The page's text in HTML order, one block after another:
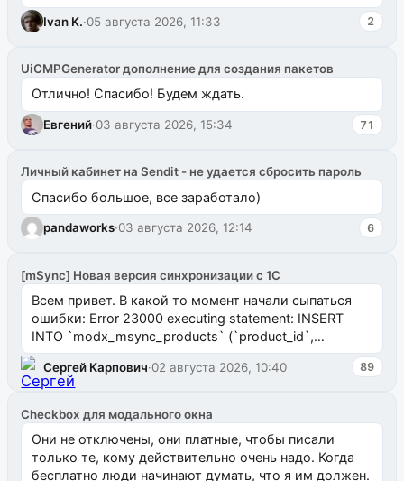
ms2galleryphp
Ivan K.·05 августа 2026, 11:33 2
UiCMPGenerator дополнение для создания пакетов
Отлично! Спасибо! Будем ждать.
Евгений·03 августа 2026, 15:34 71
Личный кабинет на Sendit - не удается сбросить пароль
Спасибо большое, все заработало)
pandaworks·03 августа 2026, 12:14 6
[mSync] Новая версия синхронизации с 1С
Всем привет. В какой то момент начали сыпаться
ошибки: Error 23000 executing statement: INSERT
INTO `modx_msync_products` (`product_id`,
`uuid_1c`) VALUES ...
Сергей Карпович·02 августа 2026, 10:40 89
Checkbox для модального окна
Они не отключены, они платные, чтобы писали
только те, кому действительно очень надо. Когда
бесплатно люди начинают думать, что я им должен.